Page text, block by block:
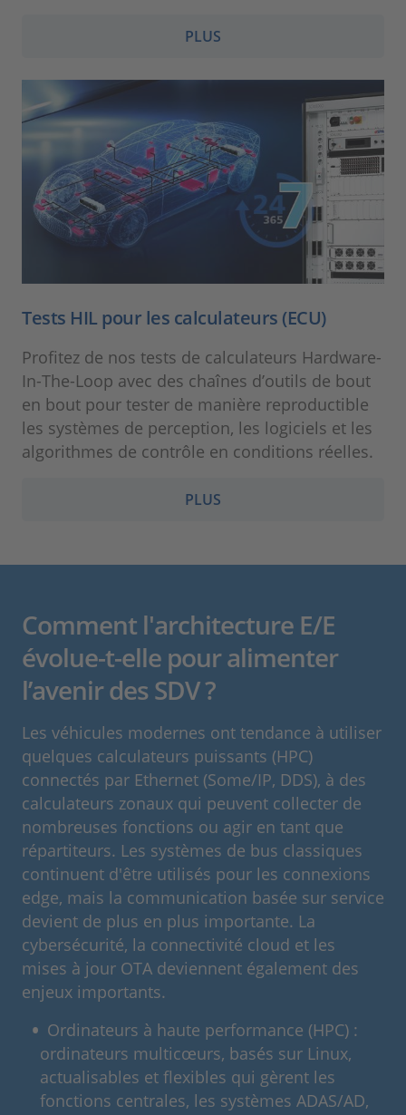
PLUS
Tests HIL pour les calculateurs (ECU)
Profitez de nos tests de calculateurs Hardware-
In-The-Loop avec des chaînes d’outils de bout
en bout pour tester de manière reproductible
les systèmes de perception, les logiciels et les
algorithmes de contrôle en conditions réelles.
PLUS
Comment l'architecture E/E
évolue-t-elle pour alimenter
l’avenir des SDV ?
Les véhicules modernes ont tendance à utiliser
quelques calculateurs puissants (HPC)
connectés par Ethernet (Some/IP, DDS), à des
calculateurs zonaux qui peuvent collecter de
nombreuses fonctions ou agir en tant que
répartiteurs. Les systèmes de bus classiques
continuent d'être utilisés pour les connexions
edge, mais la communication basée sur service
devient de plus en plus importante. La
cybersécurité, la connectivité cloud et les
mises à jour OTA deviennent également des
enjeux importants.
Ordinateurs à haute performance (HPC) :
ordinateurs multicœurs, basés sur Linux,
actualisables et flexibles qui gèrent les
fonctions centrales, les systèmes ADAS/AD,